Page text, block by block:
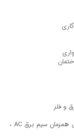
و فلز
تکنولوژی عملکرد : اسکن چند لایه برای تشخیص همزمان سیم برق AC ،